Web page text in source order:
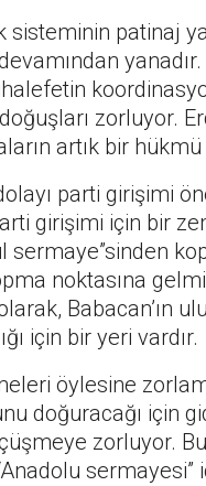
sisteminin patinaj
yanadır.
zorluyor.
artık bir hükmü
parti girişimi
girişimi için bir
sermaye”sinden
noktasına
Babacan’ın
için bir yeri vardır.
öylesine
doğuracağı için
zorluyor.